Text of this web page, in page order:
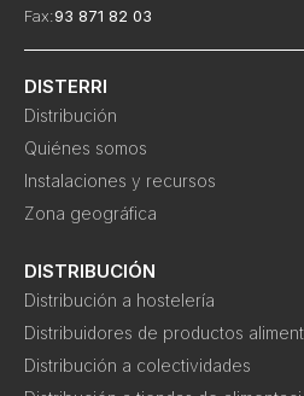
Fax:93 871 82 03
DISTERRI
Distribución
Quiénes somos
Instalaciones y recursos
Zona geográfica
DISTRIBUCIÓN
Distribución a hostelería
Distribuidores de productos
Distribución a colectividades